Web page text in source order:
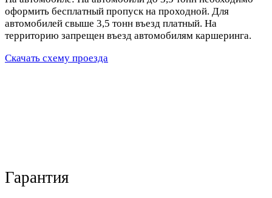
оформить бесплатный пропуск на проходной. Для
автомобилей свыше 3,5 тонн въезд платный. На
территорию запрещен въезд автомобилям каршеринга.
Скачать схему проезда
Гарантия